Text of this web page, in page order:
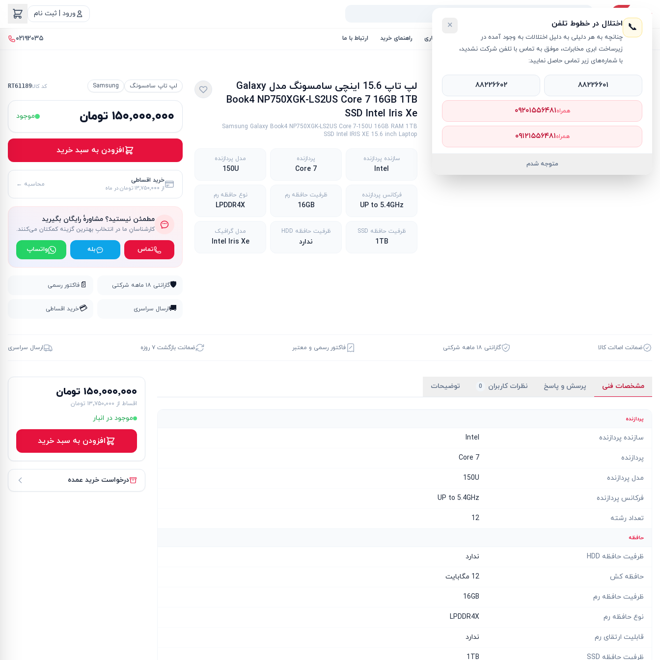
ورود | ثبت نام
لیست محصولات خرید اقساطی خرید سازمانی فروش عمده و همکاری راهنمای خرید ارتباط با ما ۰۲۱۹۲۰۳۵
لپ تاپ سامسونگ
لپ تاپ سامسونگ Samsung کد کالاRT61189
۱۵۰٬۰۰۰٬۰۰۰ تومان موجود
افزودن به سبد خرید
خرید اقساطی
از ۱۳٬۷۵۰٬۰۰۰ تومان در ماه محاسبه ←
مطمئن نیستید؟ مشاورهٔ رایگان بگیرید
کارشناسانِ ما در انتخابِ بهترین گزینه کمکتان می‌کنند.
تماس بله واتساپ
🛡️گارانتی ۱۸ ماهه شرکتی 📄 فاکتور رسمی
🚚ارسال سراسری 💳خرید اقساطی
لپ تاپ 15.6 اینچی سامسونگ مدل Galaxy
Book4 NP750XGK-LS2US Core 7 16GB 1TB
SSD Intel Iris Xe
Samsung Galaxy Book4 NP750XGK-LS2US Core 7-150U 16GB RAM 1TB
SSD Intel IRIS XE 15.6 inch Laptop
سازنده پردازنده
Intel
پردازنده
Core 7
مدل پردازنده
150U
فرکانس پردازنده
UP to 5.4GHz
ظرفیت حافظه رم
16GB
نوع حافظه رم
LPDDR4X
ظرفیت حافظه SSD
1TB
ظرفیت حافظه HDD
ندارد
مدل گرافیک
Intel Iris Xe
ضمانت اصالت کالا گارانتی ۱۸ ماهه شرکتی فاکتور رسمی و معتبر ضمانت بازگشت ۷ روزه ارسال سراسری
مشخصات فنی پرسش و پاسخ نظرات کاربران 0 توضیحات
پردازنده
سازنده پردازنده Intel
پردازنده Core 7
مدل پردازنده 150U
فرکانس پردازنده UP to 5.4GHz
تعداد رشته 12
حافظه
ظرفیت حافظه HDD ندارد
حافظه کش 12 مگابایت
ظرفیت حافظه رم 16GB
نوع حافظه رم LPDDR4X
قابلیت ارتقای رم ندارد
ظرفیت حافظه SSD 1TB
۱۵۰٬۰۰۰٬۰۰۰ تومان
اقساط از ۱۳٬۷۵۰٬۰۰۰ تومان
موجود در انبار
افزودن به سبد خرید
درخواست خرید عمده
📞 اختلال در خطوط تلفن
چنانچه به هر دلیلی به دلیل اختلالات به وجود آمده در
زیرساخت ابری مخابرات، موفق به تماس با تلفن شرکت نشدید،
با شماره‌های زیر تماس حاصل نمایید:
×
۸۸۲۲۶۶۰۱ ۸۸۲۲۶۶۰۲
همراه۰۹۲۰۱۵۵۶۴۸۱
همراه۰۹۱۲۱۵۵۶۴۸۱
متوجه شدم